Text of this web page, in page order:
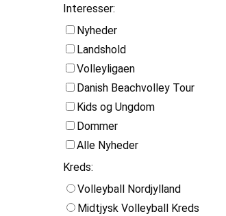
Interesser:
Nyheder
Landshold
Volleyligaen
Danish Beachvolley Tour
Kids og Ungdom
Dommer
Alle Nyheder
Kreds:
Volleyball Nordjylland
Midtjysk Volleyball Kreds